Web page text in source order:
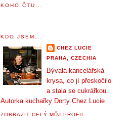
KOHO ČTU...
KDO JSEM...
CHEZ LUCIE
PRAHA, CZECHIA
Bývalá kancelářská
krysa, co jí přeskočilo
a stala se cukrářkou.
Autorka kuchařky Dorty Chez Lucie
ZOBRAZIT CELÝ MŮJ PROFIL